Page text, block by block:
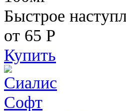
Быстрое
от 65 Р
Купить